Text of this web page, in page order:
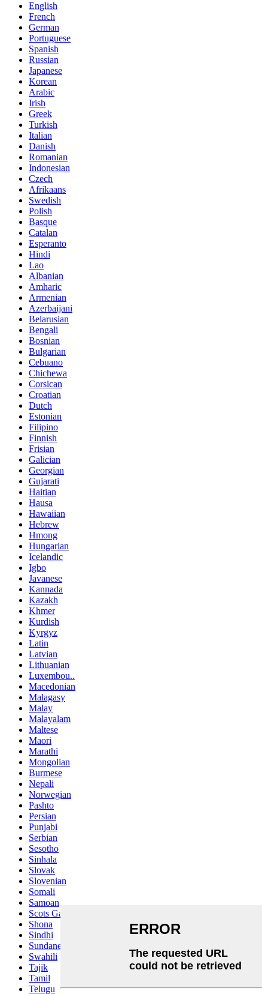
English
French
German
Portuguese
Spanish
Russian
Japanese
Korean
Arabic
Irish
Greek
Turkish
Italian
Danish
Romanian
Indonesian
Czech
Afrikaans
Swedish
Polish
Basque
Catalan
Esperanto
Hindi
Lao
Albanian
Amharic
Armenian
Azerbaijani
Belarusian
Bengali
Bosnian
Bulgarian
Cebuano
Chichewa
Corsican
Croatian
Dutch
Estonian
Filipino
Finnish
Frisian
Galician
Georgian
Gujarati
Haitian
Hausa
Hawaiian
Hebrew
Hmong
Hungarian
Icelandic
Igbo
Javanese
Kannada
Kazakh
Khmer
Kurdish
Kyrgyz
Latin
Latvian
Lithuanian
Luxembou..
Macedonian
Malagasy
Malay
Malayalam
Maltese
Maori
Marathi
Mongolian
Burmese
Nepali
Norwegian
Pashto
Persian
Punjabi
Serbian
Sesotho
Sinhala
Slovak
Slovenian
Somali
Samoan
Scots Gaelic
Shona
Sindhi
Sundanese
Swahili
Tajik
Tamil
Telugu